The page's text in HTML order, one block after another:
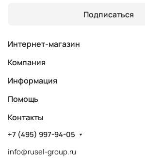
Подписаться
Интернет-магазин
Компания
Информация
Помощь
Контакты
+7 (495) 997-94-05
info@rusel-group.ru